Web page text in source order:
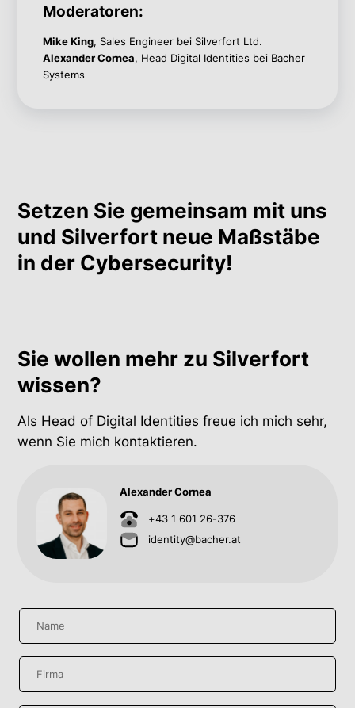
Moderatoren:
Mike King, Sales Engineer bei Silverfort Ltd.
Alexander Cornea, Head Digital Identities bei Bacher
Systems
Setzen Sie gemeinsam mit uns
und Silverfort neue Maßstäbe
in der Cybersecurity!
Sie wollen mehr zu Silverfort
wissen?
Als Head of Digital Identities freue ich mich sehr,
wenn Sie mich kontaktieren.
Alexander Cornea
+43 1 601 26-376
identity@bacher.at